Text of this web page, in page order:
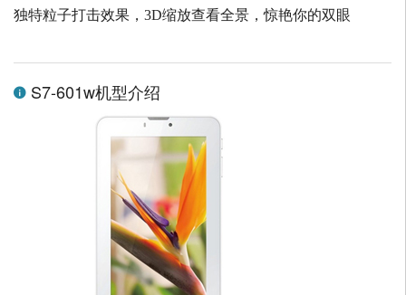
独特粒子打击效果， 3D缩放查看全景，惊艳你的双眼
S7-601w机型介绍